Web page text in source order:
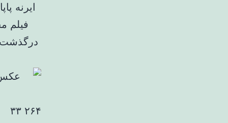
ایرنه
درگذشت.
۲۶۴ ۳۳